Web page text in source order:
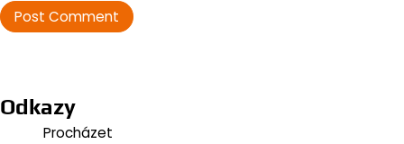
Odkazy
Procházet